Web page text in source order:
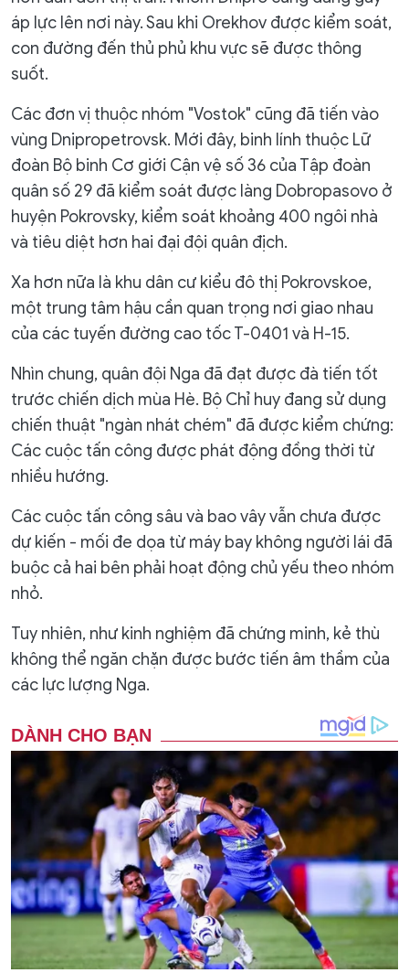
áp lực lên nơi này. Sau khi Orekhov được kiểm soát,
con đường đến thủ phủ khu vực sẽ được thông
suốt.
Các đơn vị thuộc nhóm "Vostok" cũng đã tiến vào
vùng Dnipropetrovsk. Mới đây, binh lính thuộc Lữ
đoàn Bộ binh Cơ giới Cận vệ số 36 của Tập đoàn
quân số 29 đã kiểm soát được làng Dobropasovo ở
huyện Pokrovsky, kiểm soát khoảng 400 ngôi nhà
và tiêu diệt hơn hai đại đội quân địch.
Xa hơn nữa là khu dân cư kiểu đô thị Pokrovskoe,
một trung tâm hậu cần quan trọng nơi giao nhau
của các tuyến đường cao tốc T-0401 và H-15.
Nhìn chung, quân đội Nga đã đạt được đà tiến tốt
trước chiến dịch mùa Hè. Bộ Chỉ huy đang sử dụng
chiến thuật "ngàn nhát chém" đã được kiểm chứng:
Các cuộc tấn công được phát động đồng thời từ
nhiều hướng.
Các cuộc tấn công sâu và bao vây vẫn chưa được
dự kiến ​​- mối đe dọa từ máy bay không người lái đã
buộc cả hai bên phải hoạt động chủ yếu theo nhóm
nhỏ.
Tuy nhiên, như kinh nghiệm đã chứng minh, kẻ thù
không thể ngăn chặn được bước tiến âm thầm của
các lực lượng Nga.